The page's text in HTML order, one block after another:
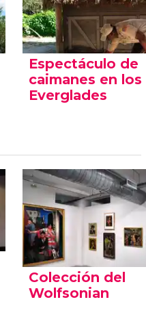
Espectáculo de
caimanes en los
Everglades
Colección del
Wolfsonian